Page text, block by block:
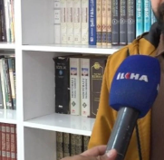
Eği̇ti̇m